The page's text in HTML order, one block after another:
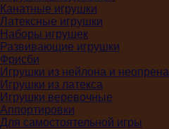
Канатные игрушки
Латексные игрушки
Наборы игрушек
Развивающие игрушки
Фрисби
Игрушки из нейлона и неопрена
Игрушки из латекса
Игрушки веревочные
Аппортировки
Для самостоятельной игры